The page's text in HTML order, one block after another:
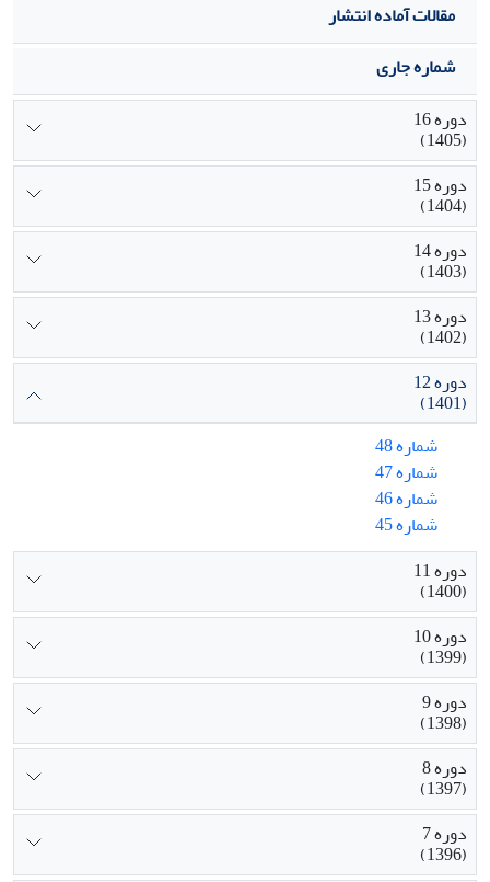
پنهان آنها کاهش می یابد و می‌توان نتیجه گرفت که ویژگی‌های
شخصیت و ناگویی‌هیجانی در افزایش پرخاشگری ارتباطی پنهان
نقش دارند.
مقالات آماده انتشار
شماره جاری
دوره 16
(1405)
دوره 15
(1404)
دوره 14
(1403)
دوره 13
(1402)
دوره 12
(1401)
شماره 48
شماره 47
شماره 46
شماره 45
دوره 11
(1400)
دوره 10
(1399)
دوره 9
(1398)
دوره 8
(1397)
دوره 7
(1396)